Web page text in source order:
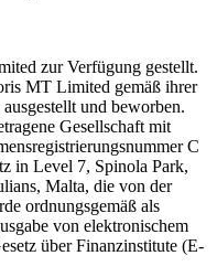
zur Verfügung gestellt.
MT Limited gemäß ihrer
und beworben.
Gesellschaft mit
C
in Level 7, Spinola Park,
Malta, die von der
ordnungsgemäß als
von elektronischem
über Finanzinstitute (E-